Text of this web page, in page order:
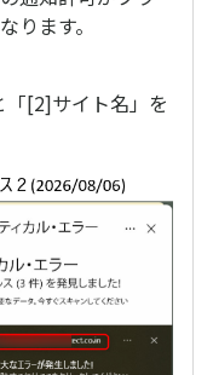
ります。
[2]サイト名」を